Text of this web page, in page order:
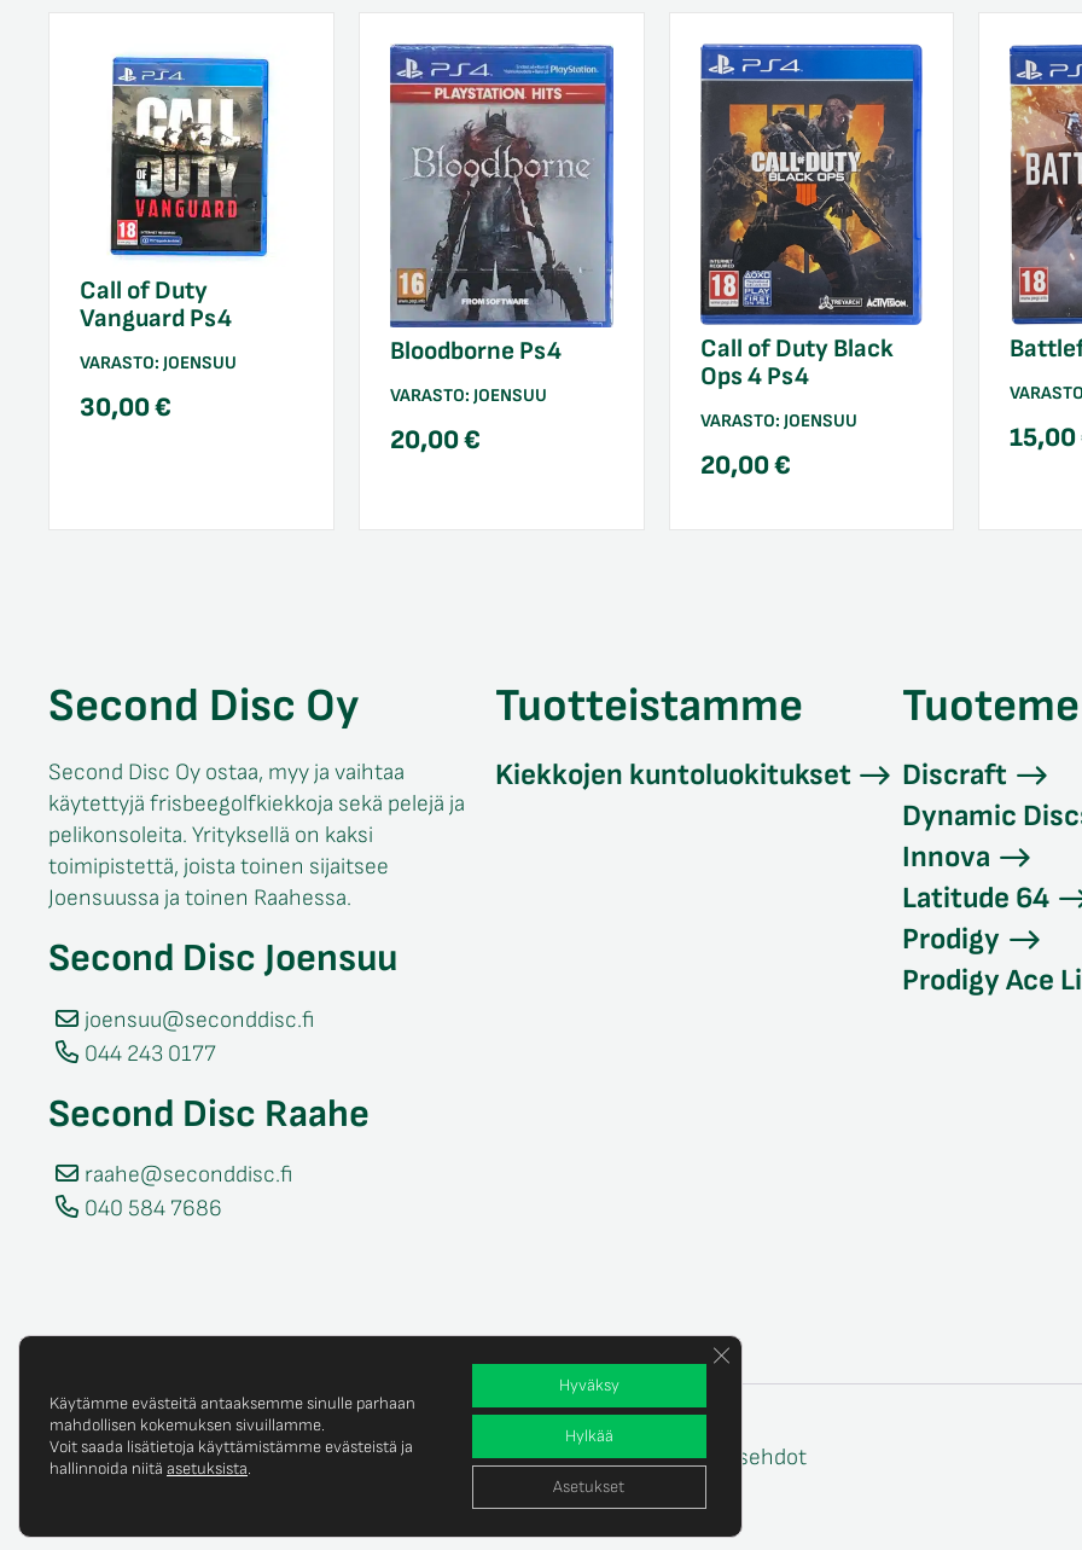
Call of Duty
Vanguard Ps4
VARASTO: JOENSUU
30,00€
Bloodborne Ps4
VARASTO: JOENSUU
20,00€
Call of Duty Black
Ops 4 Ps4
VARASTO: JOENSUU
20,00€
15,00
Second Disc Oy
Second Disc Oy ostaa, myy ja vaihtaa
käytettyjä frisbeegolfkiekkoja sekä pelejä ja
pelikonsoleita. Yrityksellä on kaksi
toimipistettä, joista toinen sijaitsee
Joensuussa ja toinen Raahessa.
Second Disc Joensuu
joensuu@seconddisc.fi
044 243 0177
Second Disc Raahe
raahe@seconddisc.fi
040 584 7686
Tuotteistamme
Kiekkojen kuntoluokitukset
Discraft
Dynamic
Innova
Latitude 64
Prodigy
Prodigy Ace
© Copyright 2025 Second Disc Oy Tietosuojaseloste Tilaus- ja toimitusehdot
Käytämme evästeitä antaaksemme sinulle parhaan
mahdollisen kokemuksen sivuillamme.
Voit saada lisätietoja käyttämistämme evästeistä ja
hallinnoida niitä asetuksista.
Hyväksy
Hylkää
Asetukset
Sulje evästebanneri